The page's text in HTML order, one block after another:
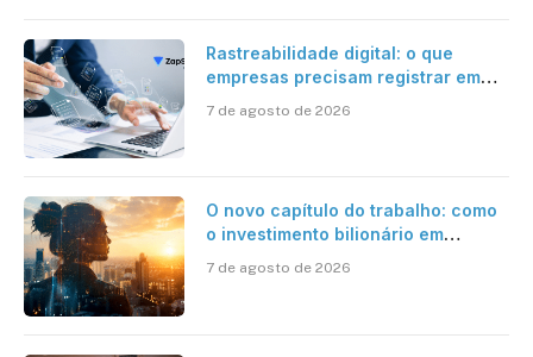
Rastreabilidade digital: o que
empresas precisam registrar em
7 de agosto de 2026
O novo capítulo do trabalho: como
o investimento bilionário em
pesquisa científica revela a
7 de agosto de 2026